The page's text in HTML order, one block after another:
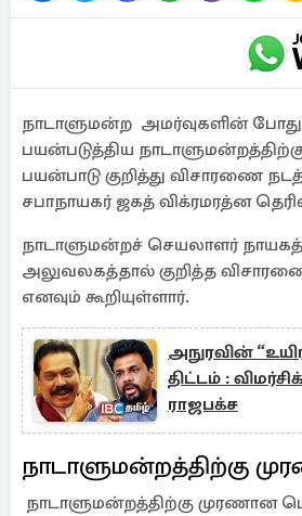
நாடாளுமன்ற அமர்வுகளின் போது
பயன்படுத்திய
பயன்பாடு குறித்து விசாரணை
சபாநாயகர் ஜகத் விக்ரமரத்ன
நாடாளுமன்றச் செயலாளர்
அலுவலகத்தால் குறித்த
எனவும் கூறியுள்ளார்.
அநுரவின்
திட்டம் :
ராஜபக்ச
நாடாளுமன்றத்திற்கு
நாடாளுமன்றத்திற்கு முரணான